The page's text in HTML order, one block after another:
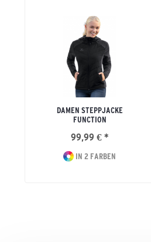
DAMEN STEPPJACKE
FUNCTION
99,99 € *
IN 2 FARBEN